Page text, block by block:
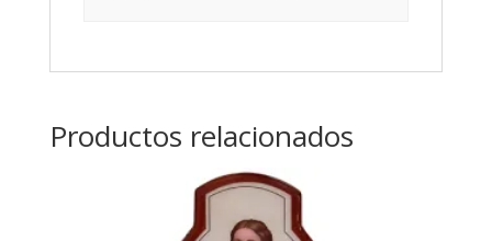
Productos relacionados